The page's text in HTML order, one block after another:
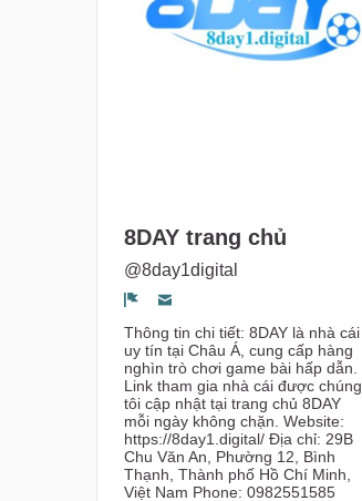
8DAY trang chủ
@8day1digital
Segnala un problema
Thông tin chi tiết: 8DAY là nhà cái
uy tín tại Châu Á, cung cấp hàng
nghìn trò chơi game bài hấp dẫn.
Link tham gia nhà cái được chúng
tôi cập nhật tại trang chủ 8DAY
mỗi ngày không chặn. Website:
https://8day1.digital/ Địa chỉ: 29B
Chu Văn An, Phường 12, Bình
Thạnh, Thành phố Hồ Chí Minh,
Việt Nam Phone: 0982551585